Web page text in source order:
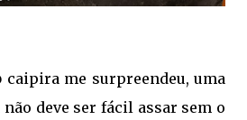
caipira me surpreendeu, uma
não deve ser fácil assar sem o